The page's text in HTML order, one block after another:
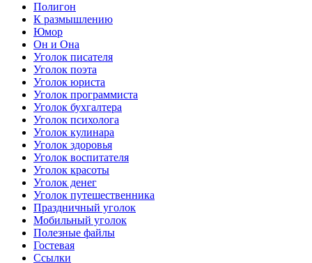
Полигон
К размышлению
Юмор
Он и Она
Уголок писателя
Уголок поэта
Уголок юриста
Уголок программиста
Уголок бухгалтера
Уголок психолога
Уголок кулинара
Уголок здоровья
Уголок воспитателя
Уголок красоты
Уголок денег
Уголок путешественника
Праздничный уголок
Мобильный уголок
Полезные файлы
Гостевая
Ссылки